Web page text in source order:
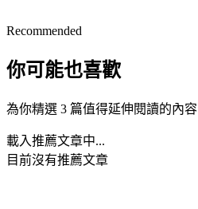
Recommended
你可能也喜歡
為你精選 3 篇值得延伸閱讀的內容
載入推薦文章中...
目前沒有推薦文章